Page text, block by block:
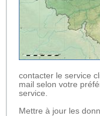
contacter le service
mail selon votre
service.
Mettre à jour les